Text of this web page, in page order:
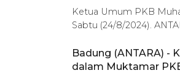
Ketua Umum PKB
Sabtu (24/8/2024).
Badung (ANTARA) -
dalam Muktamar